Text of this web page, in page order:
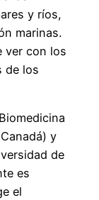
y ríos,
marinas.
ver con los
de los
y
de
es
el